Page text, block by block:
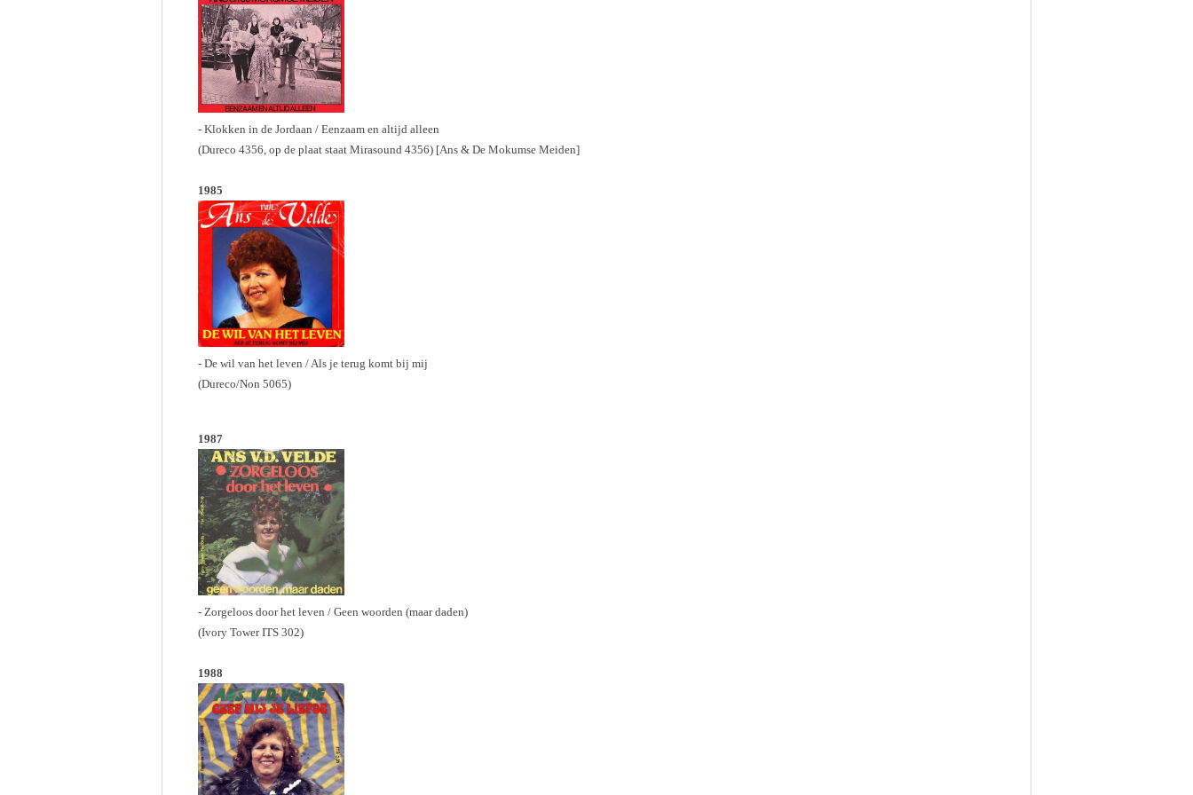
- Klokken in de Jordaan / Eenzaam en altijd alleen
(Dureco 4356, op de plaat staat Mirasound 4356) [Ans & De Mokumse Meiden]
1985
- De wil van het leven / Als je terug komt bij mij
(Dureco/Non 5065)
1987
- Zorgeloos door het leven / Geen woorden (maar daden)
(Ivory Tower ITS 302)
1988